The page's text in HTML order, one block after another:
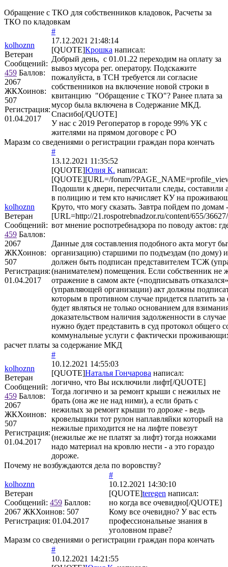
Обращение с ТКО для собственников кладовок, Расчеты за
ТКО по кладовкам
kolhoznn
Ветеран
Сообщений:
459 Баллов:
2067
ЖКХоинов:
507
Регистрация:
01.04.2017
#
17.12.2021 21:48:14
[QUOTE]Крошка написал:
Добрый день, с 01.01.22 переходим на оплату за
вывоз мусора рег. оператору. Подскажите
пожалуйста, в ТСН требуется ли согласие
собственников на включение новой строки в
квитанцию "Обращение с ТКО"? Ранее плата за
мусор была включена в Содержание МКД.
Спасибо[/QUOTE]
У нас с 2019 Регоператор в городе 99% УК с
жителями на прямом договоре с РО
Маразм со сведениями о регистрации граждан пора кончать
kolhoznn
Ветеран
Сообщений:
459 Баллов:
2067
ЖКХоинов:
507
Регистрация:
01.04.2017
#
13.12.2021 11:35:52
[QUOTE]Юлия К. написал:
[QUOTE][URL=/forum/
Подошли к двери, пересчитали следы,
в полицию и тем кто начисляет КУ на
Круто, что могу сказать. Завтра пойдем по
[URL=http://21.rospotrebnadzor.ru/content/655/
вот мнение роспотребнадзора по поводу актов:
Данные для составления подобного акта могут
организацию) старшими по подъездам (по
должен быть подписан представителем ТСЖ
(нанимателем) помещения. Если собственник не
отражение в самом акте («подписывать
(управляющей организации) акт должны
которым в противном случае придется платить
будет являться не только основанием для
доказательством наличия задолженности в
нужно будет представить в суд протокол общего
коммунальные услуги с фактически
расчет платы за содержание МКД
kolhoznn
Ветеран
Сообщений:
459 Баллов:
2067
ЖКХоинов:
507
Регистрация:
01.04.2017
#
10.12.2021 14:55:03
[QUOTE]Наталья Гончарова написал:
логично, что Вы исключили лифт[/QUOTE]
Тогда логично и за ремонт крыши с нежилых не
брать (она же не над ними), а если брать с
нежилых за ремонт крыши то дороже - ведь
кровельщики тот рулон наплавляйки который на
нежилые приходится не на лифте повезут
(нежилые же не платят за лифт) тогда ножками
надо материал на кровлю нести - а это гораздо
дороже.
Почему не возбуждаются дела по воровству?
kolhoznn
Ветеран
Сообщений: 459 Баллов:
2067 ЖКХоинов: 507
Регистрация: 01.04.2017
#
10.12.2021 14:30:10
[QUOTE]teregen написал:
но когда все очевидно[/QUOTE]
Кому все очевидно? У вас есть
профессиональные знания в
уголовном праве?
Маразм со сведениями о регистрации граждан пора кончать
#
10.12.2021 14:21:55